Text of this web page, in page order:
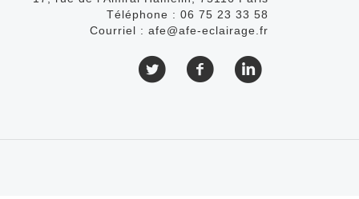
Téléphone : 06 75 23 33 58
Courriel : afe@afe-eclairage.fr